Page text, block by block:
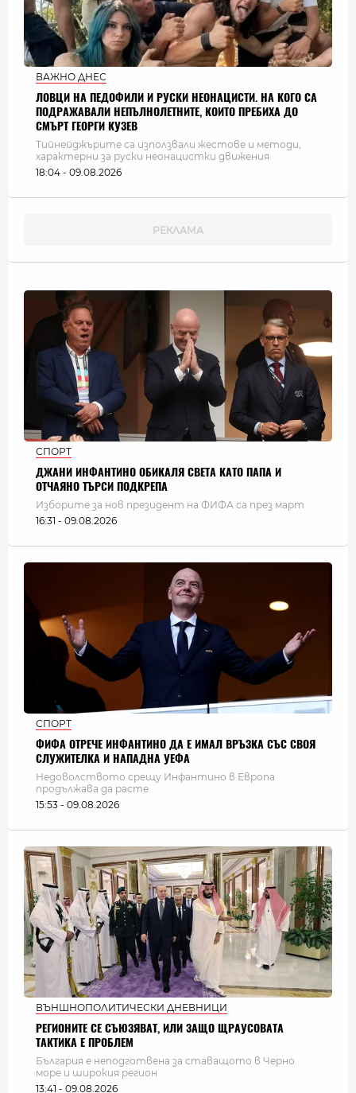
ВАЖНО ДНЕС
ЛОВЦИ НА ПЕДОФИЛИ И РУСКИ НЕОНАЦИСТИ. НА КОГО СА
ПОДРАЖАВАЛИ НЕПЪЛНОЛЕТНИТЕ, КОИТО ПРЕБИХА ДО
СМЪРТ ГЕОРГИ КУЗЕВ
Тийнейджърите са използвали жестове и методи,
характерни за руски неонацистки движения
18:04 - 09.08.2026
СПОРТ
ДЖАНИ ИНФАНТИНО ОБИКАЛЯ СВЕТА КАТО ПАПА И
ОТЧАЯНО ТЪРСИ ПОДКРЕПА
Изборите за нов президент на ФИФА са през март
16:31 - 09.08.2026
СПОРТ
ФИФА ОТРЕЧЕ ИНФАНТИНО ДА Е ИМАЛ ВРЪЗКА СЪС СВОЯ
СЛУЖИТЕЛКА И НАПАДНА УЕФА
Недоволството срещу Инфантино в Европа
продължава да расте
15:53 - 09.08.2026
ВЪНШНОПОЛИТИЧЕСКИ ДНЕВНИЦИ
РЕГИОНИТЕ СЕ СЪЮЗЯВАТ, ИЛИ ЗАЩО ЩРАУСОВАТА
ТАКТИКА Е ПРОБЛЕМ
България e неподготвена за ставащото в Черно
море и широкия регион
13:41 - 09.08.2026